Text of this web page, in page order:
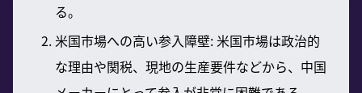
る。
米国市場への高い参入障壁: 米国市場は政治的
な理由や関税、現地の生産要件などから、中国